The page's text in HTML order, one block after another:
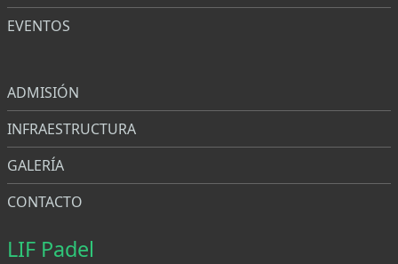
EVENTOS
ADMISIÓN
INFRAESTRUCTURA
GALERÍA
CONTACTO
LIF Padel